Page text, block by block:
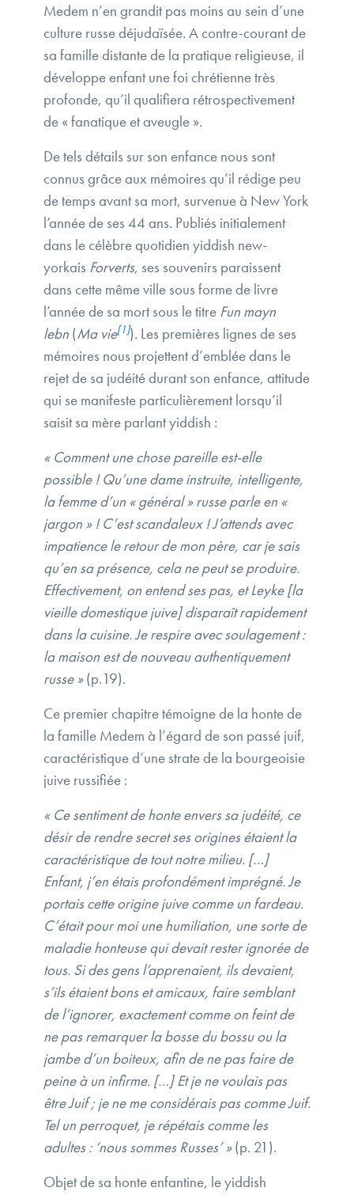
Medem n’en grandit pas moins au sein d’une
culture russe déjudaïsée. A contre-courant de
sa famille distante de la pratique religieuse, il
développe enfant une foi chrétienne très
profonde, qu’il qualifiera rétrospectivement
de « fanatique et aveugle ».
De tels détails sur son enfance nous sont
connus grâce aux mémoires qu’il rédige peu
de temps avant sa mort, survenue à New York
l’année de ses 44 ans. Publiés initialement
dans le célèbre quotidien yiddish new-
yorkais Forverts, ses souvenirs paraissent
dans cette même ville sous forme de livre
l’année de sa mort sous le titre Fun mayn
lebn (Ma vie[1]). Les premières lignes de ses
mémoires nous projettent d’emblée dans le
rejet de sa judéité durant son enfance, attitude
qui se manifeste particulièrement lorsqu’il
saisit sa mère parlant yiddish :
« Comment une chose pareille est-elle
possible ! Qu’une dame instruite, intelligente,
la femme d’un « général » russe parle en «
jargon » ! C’est scandaleux ! J’attends avec
impatience le retour de mon père, car je sais
qu’en sa présence, cela ne peut se produire.
Effectivement, on entend ses pas, et Leyke [la
vieille domestique juive] disparaît rapidement
dans la cuisine. Je respire avec soulagement :
la maison est de nouveau authentiquement
russe »(p.19).
Ce premier chapitre témoigne de la honte de
la famille Medem à l’égard de son passé juif,
caractéristique d’une strate de la bourgeoisie
juive russifiée :
« Ce sentiment de honte envers sa judéité, ce
désir de rendre secret ses origines étaient la
caractéristique de tout notre milieu. […]
Enfant, j’en étais profondément imprégné. Je
portais cette origine juive comme un fardeau.
C’était pour moi une humiliation, une sorte de
maladie honteuse qui devait rester ignorée de
tous. Si des gens l’apprenaient, ils devaient,
s’ils étaient bons et amicaux, faire semblant
de l’ignorer, exactement comme on feint de
ne pas remarquer la bosse du bossu ou la
jambe d’un boiteux, afin de ne pas faire de
peine à un infirme. […] Et je ne voulais pas
être Juif ; je ne me considérais pas comme Juif.
Tel un perroquet, je répétais comme les
adultes : ‘nous sommes Russes’ »(p. 21).
Objet de sa honte enfantine, le yiddish